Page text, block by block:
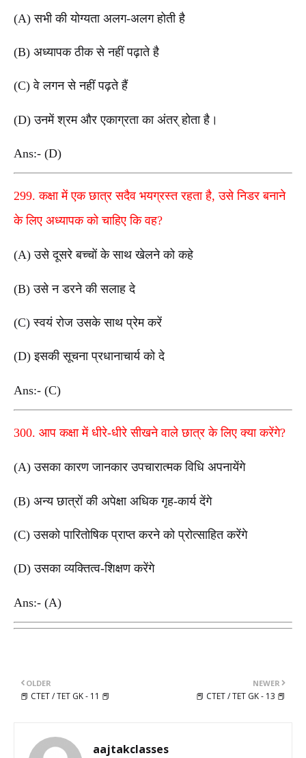
(A) सभी की योग्यता अलग-अलग होती है
(B) अध्यापक ठीक से नहीं पढ़ाते है
(C) वे लगन से नहीं पढ़ते हैं
(D) उनमें श्रम और एकाग्रता का अंतर् होता है।
Ans:- (D)
299. कक्षा में एक छात्र सदैव भयग्रस्त रहता है, उसे निडर बनाने
के लिए अध्यापक को चाहिए कि वह?
(A) उसे दूसरे बच्चों के साथ खेलने को कहे
(B) उसे न डरने की सलाह दे
(C) स्वयं रोज उसके साथ प्रेम करें
(D) इसकी सूचना प्रधानाचार्य को दे
Ans:- (C)
300. आप कक्षा में धीरे-धीरे सीखने वाले छात्र के लिए क्या करेंगे?
(A) उसका कारण जानकार उपचारात्मक विधि अपनायेंगे
(B) अन्य छात्रों की अपेक्षा अधिक गृह-कार्य देंगे
(C) उसको पारितोषिक प्राप्त करने को प्रोत्साहित करेंगे
(D) उसका व्यक्तित्व-शिक्षण करेंगे
Ans:- (A)
NEWER
📕 CTET / TET GK - 13 📕
OLDER
📕 CTET / TET GK - 11 📕
aajtakclasses